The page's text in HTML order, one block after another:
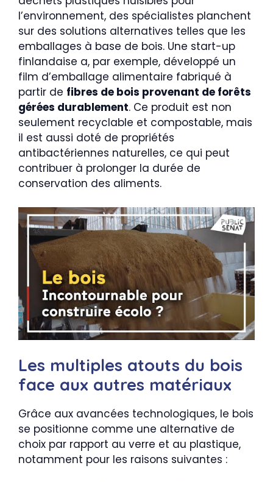
l’environnement, des spécialistes planchent
sur des solutions alternatives telles que les
emballages à base de bois. Une start-up
finlandaise a, par exemple, développé un
film d’emballage alimentaire fabriqué à
partir de fibres de bois provenant de forêts
gérées durablement. Ce produit est non
seulement recyclable et compostable, mais
il est aussi doté de propriétés
antibactériennes naturelles, ce qui peut
contribuer à prolonger la durée de
conservation des aliments.
Les multiples atouts du bois
face aux autres matériaux
Grâce aux avancées technologiques, le bois
se positionne comme une alternative de
choix par rapport au verre et au plastique,
notamment pour les raisons suivantes :